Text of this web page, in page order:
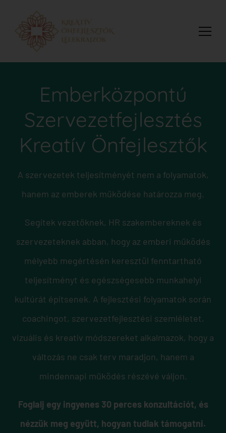
Kreatív Önfejlesztők
Emberközpontú
Szervezetfejlesztés
Kreatív Önfejlesztők
A szervezetek teljesítményét nem a folyamatok,
hanem az emberek működése határozza meg.
Segítek vezetőknek, HR szakembereknek és
szervezeteknek abban, hogy az emberi működés
mélyebb megértésén keresztül fenntartható
teljesítményt és egészségesebb munkahelyi
kultúrát építsenek. A fejlesztési folyamatok során
coachingot, szervezetfejlesztési szemléletet,
vizuális és kreatív módszereket alkalmazok, hogy a
változás ne csak terv maradjon, hanem a
mindennapi működés részévé váljon.
Foglalj egy ingyenes 30 perces konzultációt, és
nézzük meg együtt, hogyan tudlak támogatni.